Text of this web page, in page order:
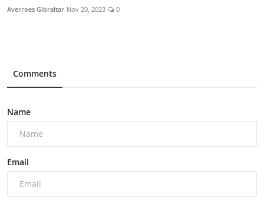
Averroes Gibraltar Nov 20, 2023 0
Comments
Name
Email